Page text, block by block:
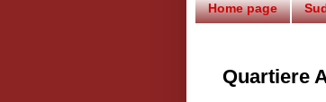
Home page
Quartiere